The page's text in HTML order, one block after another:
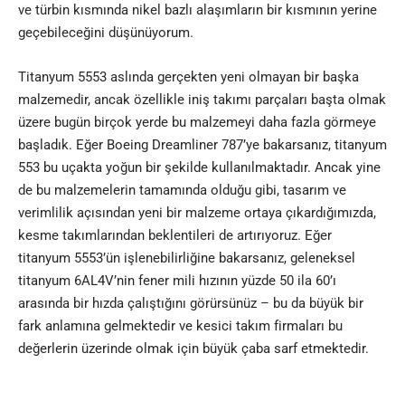
ve türbin kısmında nikel bazlı alaşımların bir kısmının yerine
geçebileceğini düşünüyorum.
Titanyum 5553 aslında gerçekten yeni olmayan bir başka
malzemedir, ancak özellikle iniş takımı parçaları başta olmak
üzere bugün birçok yerde bu malzemeyi daha fazla görmeye
başladık. Eğer Boeing Dreamliner 787’ye bakarsanız, titanyum
553 bu uçakta yoğun bir şekilde kullanılmaktadır. Ancak yine
de bu malzemelerin tamamında olduğu gibi, tasarım ve
verimlilik açısından yeni bir malzeme ortaya çıkardığımızda,
kesme takımlarından beklentileri de artırıyoruz. Eğer
titanyum 5553’ün işlenebilirliğine bakarsanız, geleneksel
titanyum 6AL4V’nin fener mili hızının yüzde 50 ila 60’ı
arasında bir hızda çalıştığını görürsünüz – bu da büyük bir
fark anlamına gelmektedir ve kesici takım firmaları bu
değerlerin üzerinde olmak için büyük çaba sarf etmektedir.